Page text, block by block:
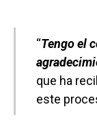
“Tengo el
que ha
este